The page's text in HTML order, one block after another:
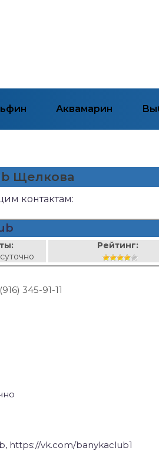
Аквамарин
Щелкова
контактам:
Рейтинг:
345-91-11
https://vk.com/banykaclub1